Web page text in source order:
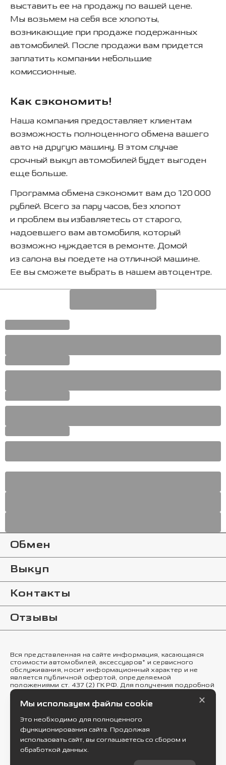
выставить ее на продажу по вашей цене.
Мы возьмем на себя все хлопоты,
возникающие при продаже подержанных
автомобилей. После продажи вам придется
заплатить компании небольшие
комиссионные.
Как сэкономить!
Наша компания предоставляет клиентам
возможность полноценного обмена вашего
авто на другую машину. В этом случае
срочный выкуп автомобилей будет выгоден
еще больше.
Программа обмена сэкономит вам до 120 000
рублей. Всего за пару часов, без хлопот
и проблем вы избавляетесь от старого,
надоевшего вам автомобиля, который
возможно нуждается в ремонте. Домой
из салона вы поедете на отличной машине.
Ее вы сможете выбрать в нашем автоцентре.
Обмен
Выкуп
Контакты
Отзывы
Вся представленная на сайте информация, касающаяся
стоимости автомобилей, аксессуаров* и сервисного
обслуживания, носит информационный характер и не
является публичной офертой, определяемой
положениями ст. 437 (2) ГК РФ. Для получения подробной
информации обращайтесь в наши автосалоны.
Опубликованная на данном сайте информация может
быть изменена в любое время без предварительного
уведомления. * Стоимость аксессуаров указана без учета
стоимости установки.
Правовая информация
Мы используем файлы cookie
Это необходимо для полноценного
функционирования сайта. Продолжая
использовать сайт, вы соглашаетесь со сбором и
обработкой данных.
×